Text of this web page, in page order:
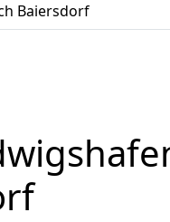
Baiersdorf